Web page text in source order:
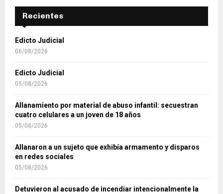
Recientes
Edicto Judicial
06/08/2026
Edicto Judicial
05/08/2026
Allanamiento por material de abuso infantil: secuestran
cuatro celulares a un joven de 18 años
05/08/2026
Allanaron a un sujeto que exhibía armamento y disparos
en redes sociales
05/08/2026
Detuvieron al acusado de incendiar intencionalmente la